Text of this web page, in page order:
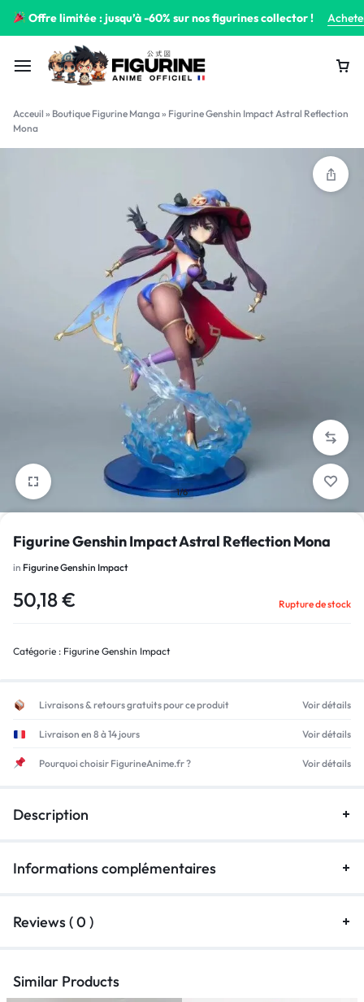
Offre limitée : jusqu’à -60% sur nos figurines collector !
Acceuil » Boutique Figurine Manga» Figurine Genshin Impact Astral Reflection
Mona
1/6
Figurine Genshin Impact Astral Reflection Mona
in Figurine Genshin Impact
50,18€ Rupture de stock
Catégorie : Figurine Genshin Impact
Livraisons & retours gratuits pour ce produit Voir détails
Livraison en 8 à 14 jours Voir détails
Pourquoi choisir FigurineAnime.fr ? Voir détails
Description
Informations complémentaires
Reviews ( 0 )
Similar Products